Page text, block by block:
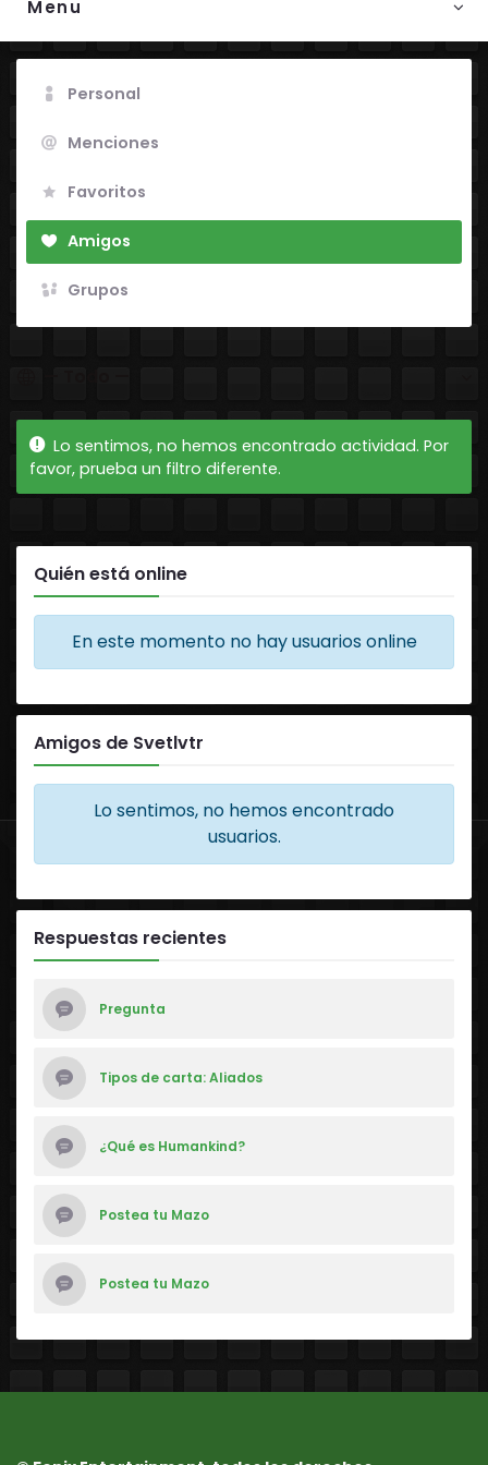
Menu
Personal
Menciones
Favoritos
Amigos
Grupos
Lo sentimos, no hemos encontrado actividad. Por
favor, prueba un filtro diferente.
Quién está online
En este momento no hay usuarios online
Amigos de Svetlvtr
Lo sentimos, no hemos encontrado
usuarios.
Respuestas recientes
Pregunta
Tipos de carta: Aliados
¿Qué es Humankind?
Postea tu Mazo
Postea tu Mazo